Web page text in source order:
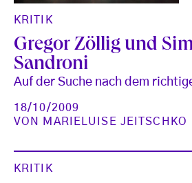
KRITIK
Gregor Zöllig und
Sandroni
Auf der Suche nach dem
18/10/2009
VON MARIELUISE JEITSCHKO
KRITIK